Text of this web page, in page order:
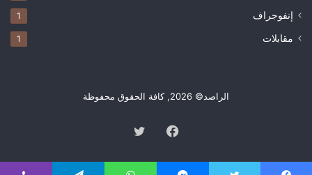
إنفوجراف 1
مقابلات 1
الراصد© 2026, كافة الحقوق محفوظة